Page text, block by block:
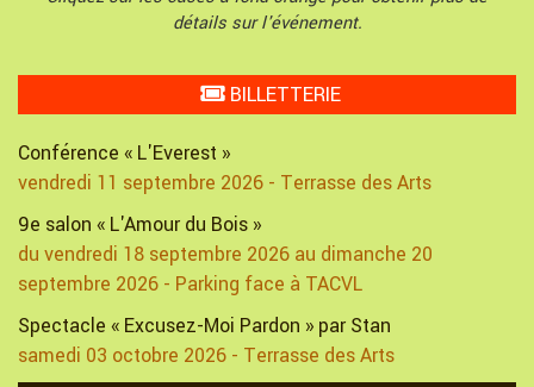
détails sur l'événement.
BILLETTERIE
Conférence « L'Everest »
vendredi 11 septembre 2026 - Terrasse des Arts
9e salon « L'Amour du Bois »
du vendredi 18 septembre 2026 au dimanche 20
septembre 2026 - Parking face à TACVL
Spectacle « Excusez-Moi Pardon » par Stan
samedi 03 octobre 2026 - Terrasse des Arts